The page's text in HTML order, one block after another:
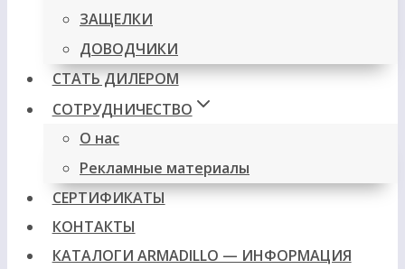
ЗАЩЕЛКИ
ДОВОДЧИКИ
СТАТЬ ДИЛЕРОМ
СОТРУДНИЧЕСТВО
О нас
Рекламные материалы
СЕРТИФИКАТЫ
КОНТАКТЫ
КАТАЛОГИ ARMADILLO — ИНФОРМАЦИЯ